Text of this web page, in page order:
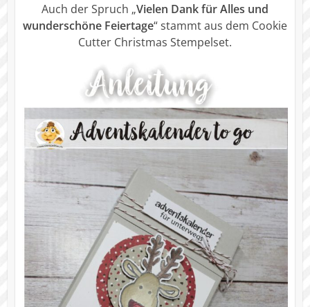
Auch der Spruch „Vielen Dank für Alles und
wunderschöne Feiertage“ stammt aus dem Cookie
Cutter Christmas Stempelset.